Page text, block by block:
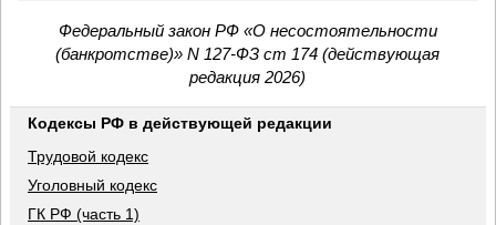
Федеральный закон РФ «О несостоятельности
(банкротстве)» N 127-ФЗ ст 174 (действующая
редакция 2026)
Кодексы РФ в действующей редакции
Трудовой кодекс
Уголовный кодекс
ГК РФ (часть 1)